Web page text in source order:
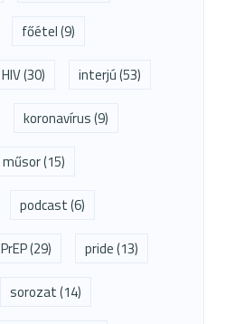
főétel(9)
HIV(30) interjú(53)
koronavírus(9)
műsor(15)
podcast(6)
PrEP(29) pride(13)
sorozat(14)